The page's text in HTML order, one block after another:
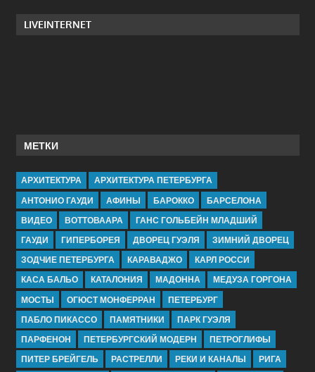
LIVEINTERNET
МЕТКИ
АРХИТЕКТУРА
АРХИТЕКТУРА ПЕТЕРБУРГА
АНТОНИО ГАУДИ
АФИНЫ БАРОККО
БАРСЕЛОНА
ВИДЕО
ВОТТОВААРА
ГАНС ГОЛЬБЕЙН МЛАДШИЙ
ГАУДИ
ГИПЕРБОРЕЯ ДВОРЕЦ ГУЭЛЯ
ЗИМНИЙ ДВОРЕЦ
ЗОДЧИЕ ПЕТЕРБУРГА
КАРАВАДЖО
КАРЛ РОССИ
КАСА БАЛЬО
КАТАЛОНИЯ МАДОННА
МЕДУЗА ГОРГОНА
МОСТЫ
ОГЮСТ МОНФЕРРАН
ПЕТЕРБУРГ
ПАБЛО ПИКАССО
ПАМЯТНИКИ
ПАРК ГУЭЛЯ
ПАРФЕНОН
ПЕТЕРБУРГСКИЙ МОДЕРН
ПЕТРОГЛИФЫ
ПИТЕР БРЕЙГЕЛЬ
РАСТРЕЛЛИ РЕКИ И КАНАЛЫ РИГА